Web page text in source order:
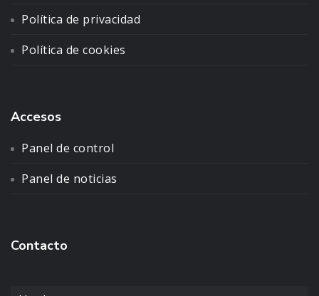
Política de privacidad
Política de cookies
Accesos
Panel de control
Panel de noticias
Contacto